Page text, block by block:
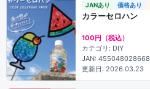
JANあり 価格あり
カラーセロハン
100円（税込）
カテゴリ: DIY
JAN:
更新日: 2026.03.23